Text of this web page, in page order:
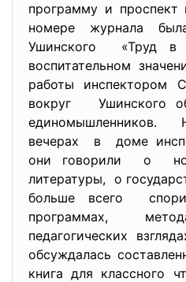
программу и
номере журнала
Ушинского «Труд в
воспитательном
работы инспектором
вокруг Ушинского
единомышленников.
вечерах в доме
они говорили о
литературы, о
больше всего
программах,
педагогических
обсуждалась
книга для классного